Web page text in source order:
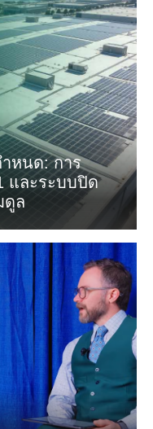
หนด: การ
และระบบปิด
ดูล